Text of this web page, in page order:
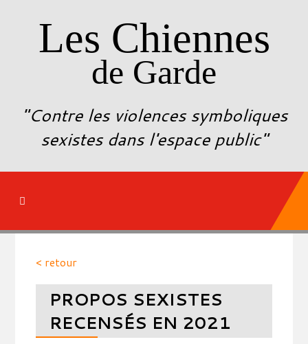
Les Chiennes
de Garde
"Contre les violences symboliques
sexistes dans l'espace public"
< retour
PROPOS SEXISTES
RECENSÉS EN 2021